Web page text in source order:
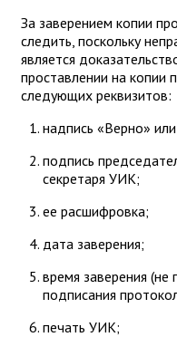
За заверением копии
следить, поскольку
является
проставлении на копии
следующих реквизитов:
надпись «Верно»
подпись
секретаря УИК;
ее расшифровка;
дата заверения;
время заверения (не
подписания
печать УИК;